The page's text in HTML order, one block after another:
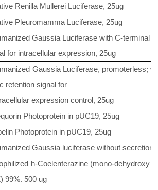
Renilla Mullerei Luciferase, 25ug
Pleuromamma Luciferase, 25ug
Gaussia Luciferase with C-terminal
for intracellular expression, 25ug
Gaussia Luciferase, promoterless;
retention signal for
expression control, 25ug
Photoprotein in pUC19, 25ug
Photoprotein in pUC19, 25ug
Gaussia luciferase without secretion
h-Coelenterazine (mono-dehydroxy
99%. 500 ug